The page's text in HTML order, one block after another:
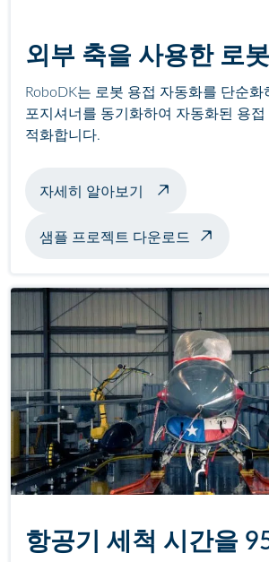
외부 축을 사용한 로
RoboDK는 로봇 용접 자동화를 단순화
포지셔너를 동기화하여 자동화된 용접
적화합니다.
자세히 알아보기 포지셔너를 사용한
샘플 프로젝트 다운로드
항공기 세척 시간을